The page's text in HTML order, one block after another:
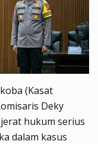
(Kasat
Deky
hukum serius
dalam kasus